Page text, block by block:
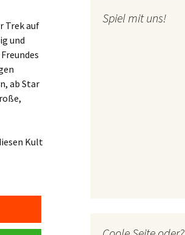
Trek auf
und
ab Star
Kult
Spiel mit uns!